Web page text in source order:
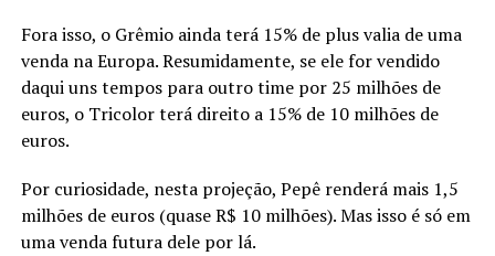
Fora isso, o Grêmio ainda terá 15% de plus valia de uma
venda na Europa. Resumidamente, se ele for vendido
daqui uns tempos para outro time por 25 milhões de
euros, o Tricolor terá direito a 15% de 10 milhões de
euros.
Por curiosidade, nesta projeção, Pepê renderá mais 1,5
milhões de euros (quase R$ 10 milhões). Mas isso é só em
uma venda futura dele por lá.